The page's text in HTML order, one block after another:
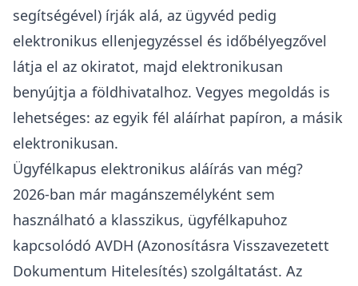
segítségével) írják alá, az ügyvéd pedig
elektronikus ellenjegyzéssel és időbélyegzővel
látja el az okiratot, majd elektronikusan
benyújtja a földhivatalhoz. Vegyes megoldás is
lehetséges: az egyik fél aláírhat papíron, a másik
elektronikusan.
Ügyfélkapus elektronikus aláírás van még?
2026-ban már magánszemélyként sem
használható a klasszikus, ügyfélkapuhoz
kapcsolódó AVDH (Azonosításra Visszavezetett
Dokumentum Hitelesítés) szolgáltatást. Az